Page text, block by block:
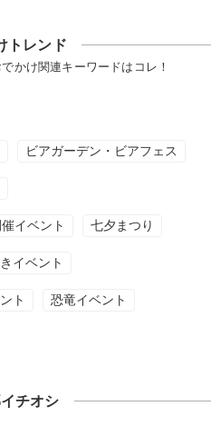
トレンド
かけ関連キーワードはコレ！
ビアガーデン・ビアフェス
イベント 七夕まつり
イベント
ト 恐竜イベント
チオシ